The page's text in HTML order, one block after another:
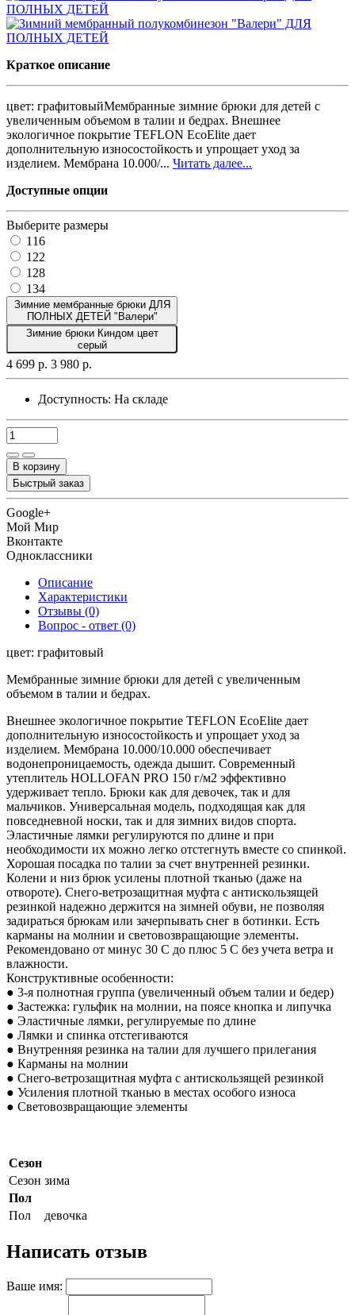
Краткое описание
цвет: графитовыйМембранные зимние брюки для детей с
увеличенным объемом в талии и бедрах. Внешнее
экологичное покрытие TEFLON EcoElite дает
дополнительную износостойкость и упрощает уход за
изделием. Мембрана 10.000/... Читать далее...
Доступные опции
Выберите размеры
116
122
128
134
Зимние мембранные брюки ДЛЯ
ПОЛНЫХ ДЕТЕЙ "Валери"
Зимние брюки Киндом цвет
серый
4 699 р. 3 980 р.
Доступность: На складе
В корзину
Быстрый заказ
Google+
Мой Мир
Вконтакте
Одноклассники
Описание
Характеристики
Отзывы (0)
Вопрос - ответ (0)
цвет: графитовый
Мембранные зимние брюки для детей с увеличенным
объемом в талии и бедрах.
Внешнее экологичное покрытие TEFLON EcoElite дает
дополнительную износостойкость и упрощает уход за
изделием. Мембрана 10.000/10.000 обеспечивает
водонепроницаемость, одежда дышит. Современный
утеплитель HOLLOFAN PRO 150 г/м2 эффективно
удерживает тепло. Брюки как для девочек, так и для
мальчиков. Универсальная модель, подходящая как для
повседневной носки, так и для зимних видов спорта.
Эластичные лямки регулируются по длине и при
необходимости их можно легко отстегнуть вместе со спинкой.
Хорошая посадка по талии за счет внутренней резинки.
Колени и низ брюк усилены плотной тканью (даже на
отвороте). Снего-ветрозащитная муфта с антискользящей
резинкой надежно держится на зимней обуви, не позволяя
задираться брюкам или зачерпывать снег в ботинки. Есть
карманы на молнии и световозвращающие элементы.
Рекомендовано от минус 30 С до плюс 5 С без учета ветра и
влажности.
Конструктивные особенности:
● 3-я полнотная группа (увеличенный объем талии и бедер)
● Застежка: гульфик на молнии, на поясе кнопка и липучка
● Эластичные лямки, регулируемые по длине
● Лямки и спинка отстегиваются
● Внутренняя резинка на талии для лучшего прилегания
● Карманы на молнии
● Снего-ветрозащитная муфта с антискользящей резинкой
● Усиления плотной тканью в местах особого износа
● Световозвращающие элементы
Сезон
Сезон зима
Пол
Пол
девочка
Написать отзыв
Ваше имя: